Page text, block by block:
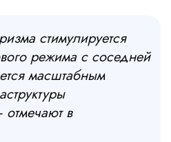
стимулируется
режима с соседней
масштабным
отмечают в